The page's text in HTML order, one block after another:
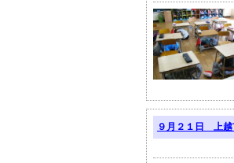
９月２１日 上越